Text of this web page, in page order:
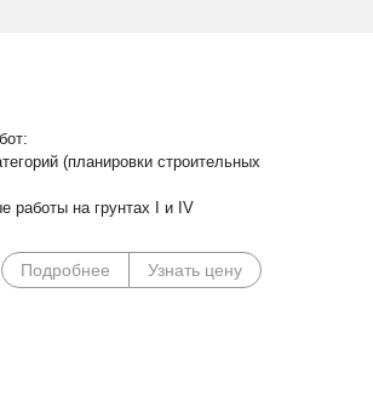
(планировки строительных
работы на грунтах I и IV
Подробнее Узнать цену